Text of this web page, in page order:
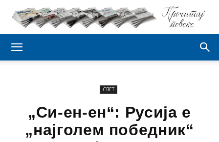
СВЕТ
„Си-ен-ен“: Русија е
„најголем победник“